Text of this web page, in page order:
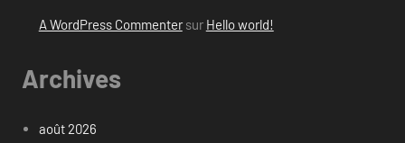
A WordPress Commentersur Hello world!
Archives
août 2026